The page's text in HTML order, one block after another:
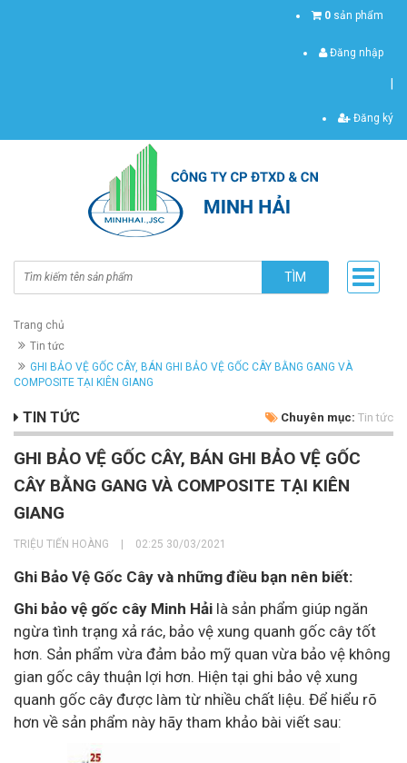
0 sản phẩm
Đăng nhập
Đăng ký
TÌM
Trang chủ
Tin tức
GHI BẢO VỆ GỐC CÂY, BÁN GHI BẢO VỆ GỐC CÂY BẰNG GANG VÀ
COMPOSITE TẠI KIÊN GIANG
TIN TỨC Chuyên mục: Tin tức
GHI BẢO VỆ GỐC CÂY, BÁN GHI BẢO VỆ GỐC
CÂY BẰNG GANG VÀ COMPOSITE TẠI KIÊN
GIANG
TRIỆU TIẾN HOÀNG 02:25 30/03/2021
Ghi Bảo Vệ Gốc Cây và những điều bạn nên biết:
Ghi bảo vệ gốc cây Minh Hải là sản phẩm giúp ngăn
ngừa tình trạng xả rác, bảo vệ xung quanh gốc cây tốt
hơn. Sản phẩm vừa đảm bảo mỹ quan vừa bảo vệ không
gian gốc cây thuận lợi hơn. Hiện tại ghi bảo vệ xung
quanh gốc cây được làm từ nhiều chất liệu. Để hiểu rõ
hơn về sản phẩm này hãy tham khảo bài viết sau: